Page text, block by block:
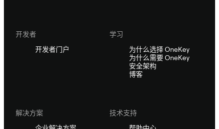
开发者
开发者门户
学习
为什么选择 OneKey
为什么需要 OneKey
安全架构
博客
解决方案
技术支持